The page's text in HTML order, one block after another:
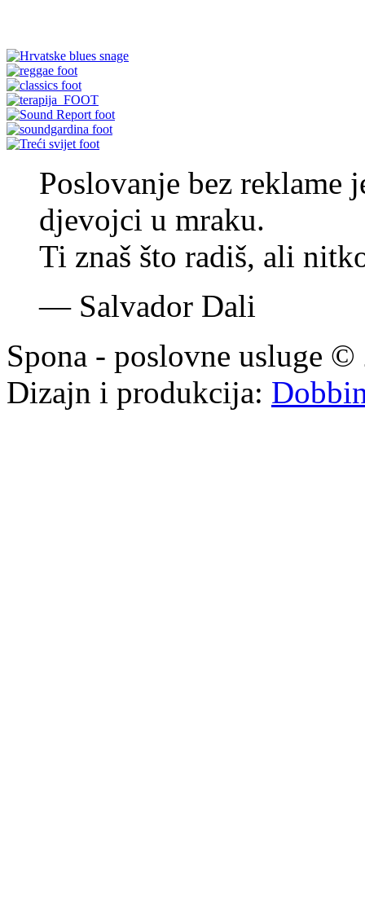
Poslovanje bez reklame
djevojci u mraku.
Ti znaš što radiš, ali
—Salvador Dali
Spona - poslovne usluge
Dizajn i produkcija: